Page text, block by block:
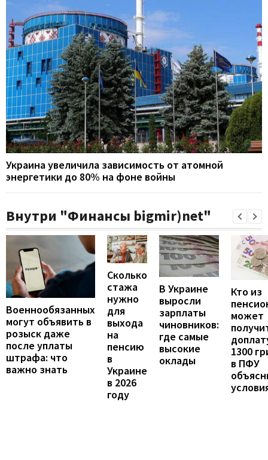
Украина увеличила зависимость от атомной
энергетики до 80% на фоне войны
Внутри "Финансы bigmir)net"
Военнообязанных
могут объявить в
розыск даже
после уплаты
штрафа: что
важно знать
Сколько
стажа
нужно
для
выхода
на
пенсию
в
Украине
в 2026
году
В Украине
выросли
зарплаты
чиновников:
где самые
высокие
оклады
Кто из
может
1300
в ПФУ